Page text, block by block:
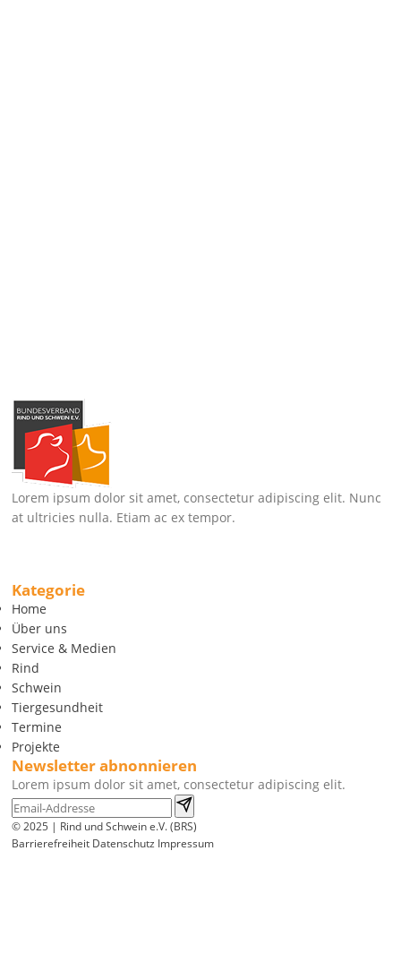
Lorem ipsum dolor sit amet, consectetur adipiscing elit. Nunc
at ultricies nulla. Etiam ac ex tempor.
Kategorie
Home
Über uns
Service & Medien
Rind
Schwein
Tiergesundheit
Termine
Projekte
Newsletter abnonnieren
Lorem ipsum dolor sit amet, consectetur adipiscing elit.
© 2025 | Rind und Schwein e.V. (BRS)
Barrierefreiheit Datenschutz Impressum